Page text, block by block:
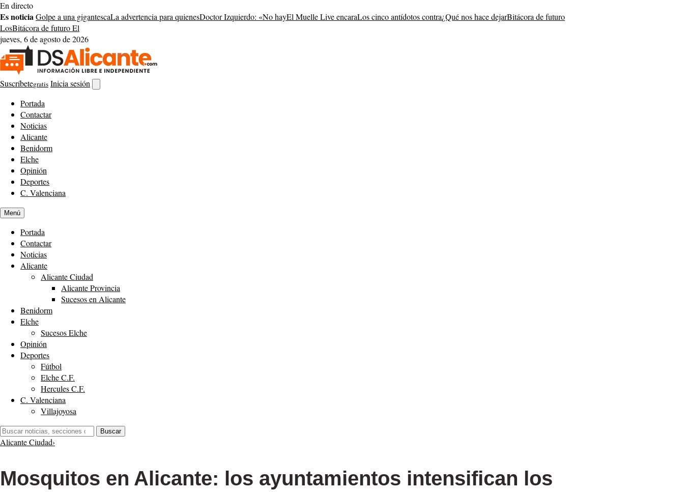
Saltar
al
contenido
En directo
Es noticiaGolpe a una gigantescaLa advertencia para quienesDoctor Izquierdo: «No hayEl Muelle Live encaraLos cinco antídotos contra¿Qué nos hace dejarBitácora de futuro
LosBitácora de futuro El
jueves, 6 de agosto de 2026
Suscríbetegratis Inicia sesión
buscador
Portada
Contactar
Noticias
Alicante
Benidorm
Elche
Opinión
Deportes
C. Valenciana
Menú
Portada
Contactar
Noticias
Alicante
Alicante Ciudad
Alicante Provincia
Sucesos en Alicante
Benidorm
Elche
Sucesos Elche
Opinión
Deportes
Fútbol
Elche C.F.
Hercules C.F.
C. Valenciana
Villajoyosa
Buscar:
Buscar
Alicante Ciudad›
Mosquitos en Alicante: los ayuntamientos intensifican los